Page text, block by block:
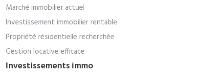
Marché immobilier actuel
Investissement immobilier rentable
Propriété résidentielle recherchée
Gestion locative efficace
Investissements immo